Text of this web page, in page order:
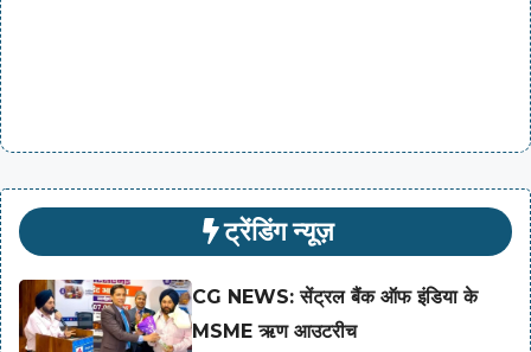
ट्रेंडिंग न्यूज़
CG NEWS: सेंट्रल बैंक ऑफ इंडिया के
MSME ऋण आउटरीच